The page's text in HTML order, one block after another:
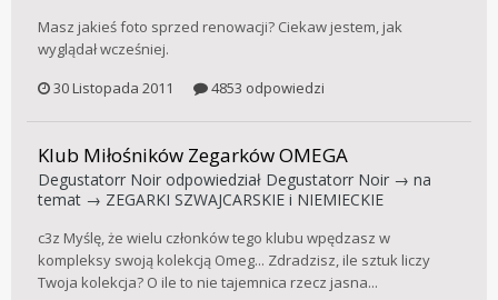
Masz jakieś foto sprzed renowacji? Ciekaw jestem, jak
wyglądał wcześniej.
30 Listopada 2011
4853 odpowiedzi
Klub Miłośników Zegarków OMEGA
Degustatorr Noir odpowiedział Degustatorr Noir → na
temat → ZEGARKI SZWAJCARSKIE i NIEMIECKIE
c3z Myślę, że wielu członków tego klubu wpędzasz w
kompleksy swoją kolekcją Omeg... Zdradzisz, ile sztuk liczy
Twoja kolekcja? O ile to nie tajemnica rzecz jasna...